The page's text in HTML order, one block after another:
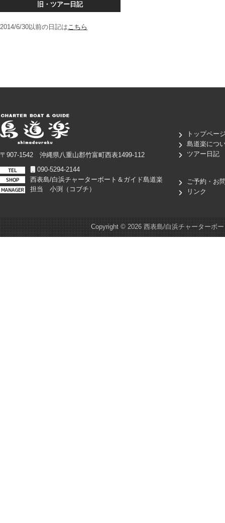
旧・ツアー日記
2014/6/30以前の日記はこちら
〒907-1542 沖縄県八重山郡竹富町西表1499-112
090-5294-2144
西表島/白浜チャーターボート＆ガイド島道楽
担当 小渕（コブチ）
トップペー
島道楽につ
ツアー日記
ご予約・お
リンク
Copyright ©2026 西表島/白浜チャーターボ